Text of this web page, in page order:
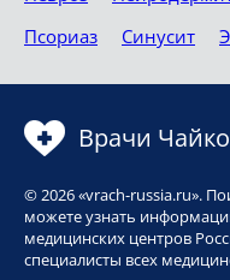
Псориаз
Синусит
Врачи
© 2026 «vrach-russia.ru».
можете узнать
медицинских центров
специалисты всех